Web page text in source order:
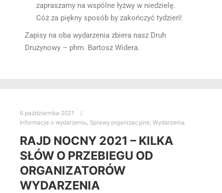
zapraszamy na wspólne łyżwy w niedzielę.
Cóż za piękny sposób by zakończyć tydzień!
Zapisy na oba wydarzenia zbiera nasz Druh
Drużynowy – phm. Bartosz Widera.
6 października 2021
Informacje o wydarzeniu, Sprawy organizacyjne, Wydarzenia
RAJD NOCNY 2021 – KILKA
SŁÓW O PRZEBIEGU OD
ORGANIZATORÓW
WYDARZENIA